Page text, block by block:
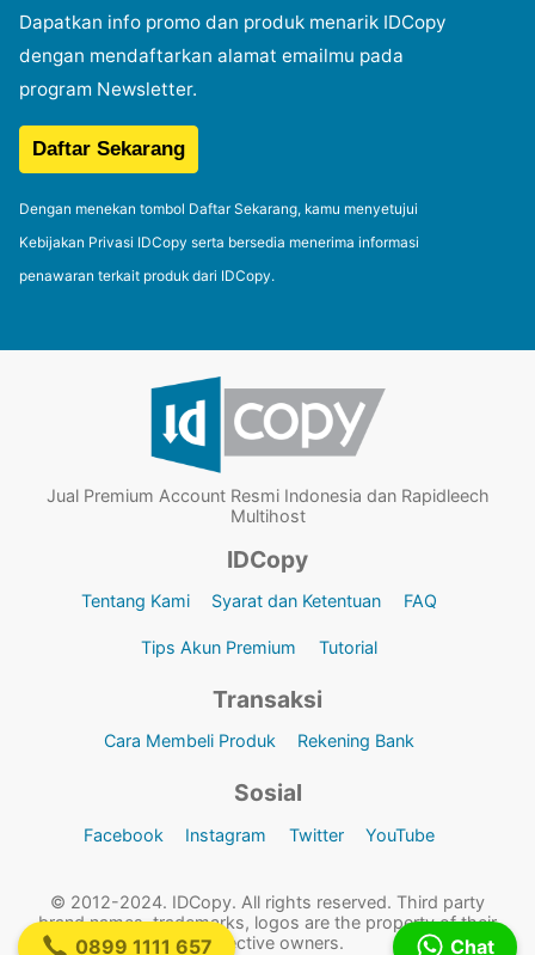
Dapatkan info promo dan produk menarik IDCopy
dengan mendaftarkan alamat emailmu pada
program Newsletter.
Dengan menekan tombol Daftar Sekarang, kamu menyetujui
Kebijakan Privasi IDCopy serta bersedia menerima informasi
penawaran terkait produk dari IDCopy.
Jual Premium Account Resmi Indonesia dan Rapidleech
Multihost
IDCopy
Tentang Kami Syarat dan Ketentuan FAQ
Tips Akun Premium Tutorial
Transaksi
Cara Membeli Produk Rekening Bank
Sosial
Facebook Instagram Twitter YouTube
© 2012-2024. IDCopy. All rights reserved. Third party
brand names, trademarks, logos are the property of their
respective owners.
Chat
0899 1111 657